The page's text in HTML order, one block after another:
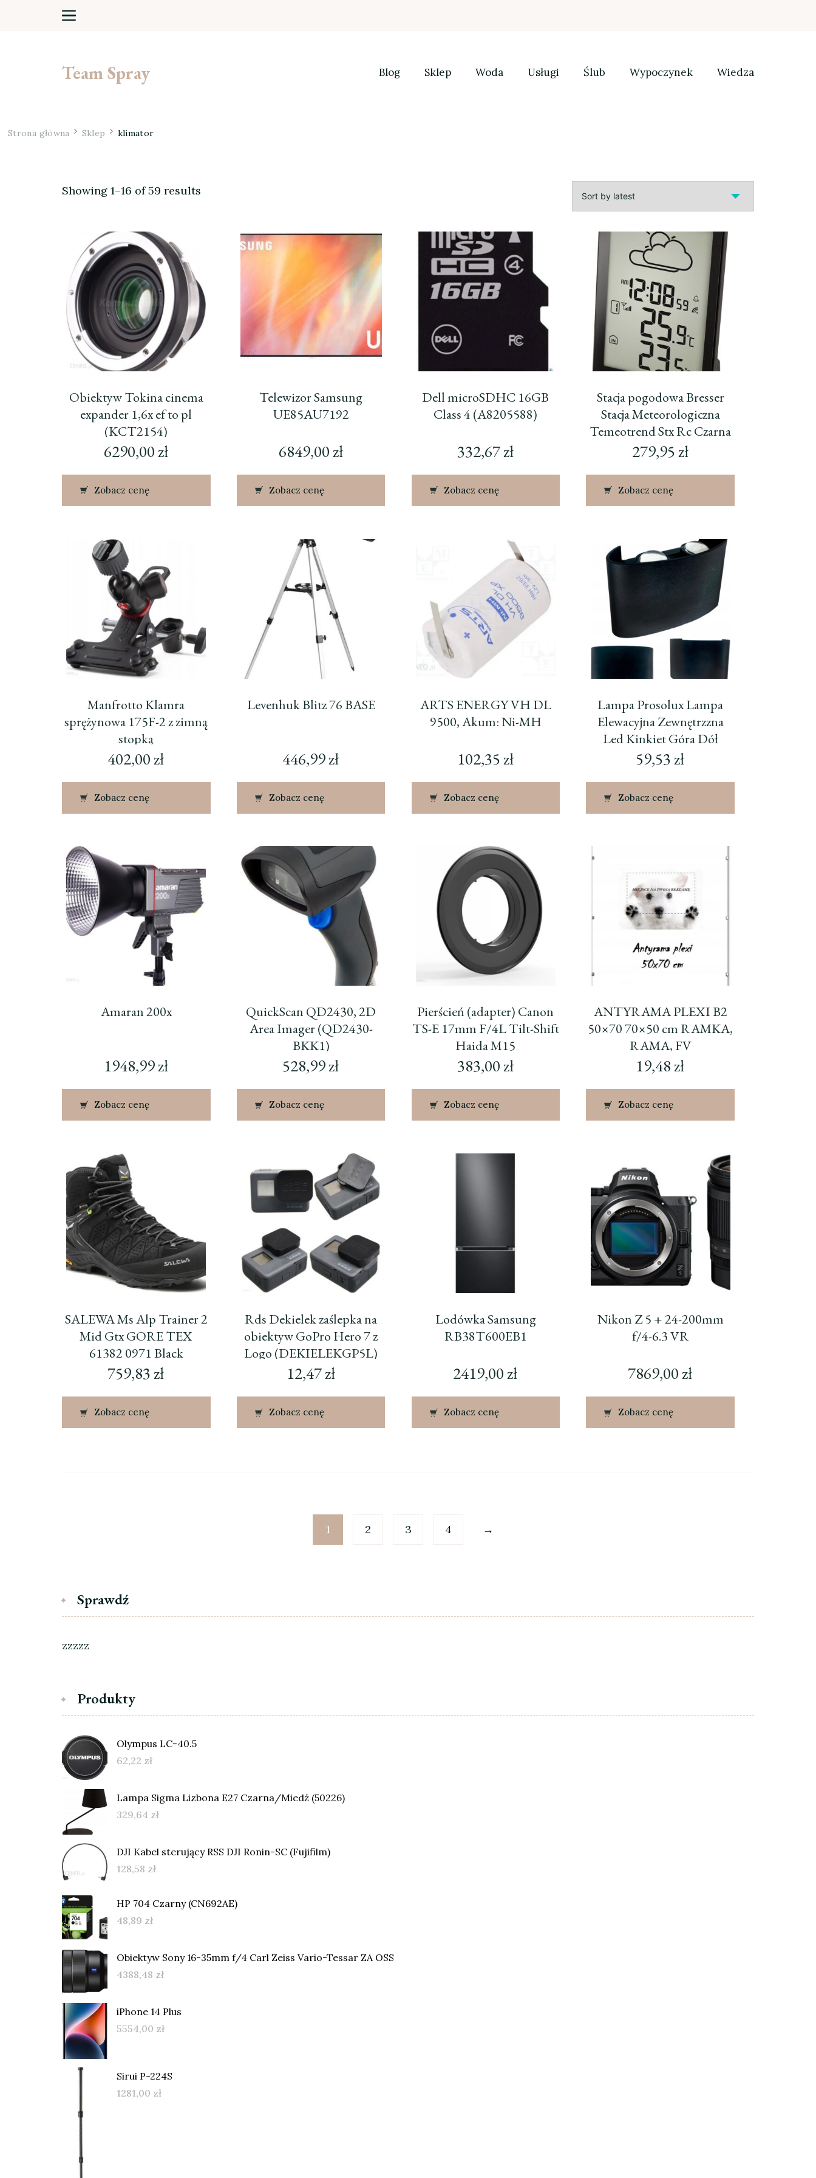
Team Spray Blog Sklep Woda Usługi Ślub Wypoczynek Wiedza
Strona główna Sklep klimator
Showing 1–16 of 59 results
Obiektyw Tokina cinema
expander 1,6x ef to pl
(KCT2154)
6290,00zł
Zobacz cenę
Telewizor Samsung
UE85AU7192
6849,00zł
Zobacz cenę
Dell microSDHC 16GB
Class 4 (A8205588)
332,67zł
Zobacz cenę
Stacja pogodowa Bresser
Stacja Meteorologiczna
Temeotrend Stx Rc Czarna
(73270)
279,95zł
Zobacz cenę
Manfrotto Klamra
sprężynowa 175F-2 z zimną
stopką
402,00zł
Zobacz cenę
Levenhuk Blitz 76 BASE
446,99zł
Zobacz cenę
ARTS ENERGY VH DL
9500, Akum: Ni-MH
102,35zł
Zobacz cenę
Lampa Prosolux Lampa
Elewacyjna Zewnętrzzna
Led Kinkiet Góra Dół
59,53zł
Zobacz cenę
Amaran 200x
1948,99zł
Zobacz cenę
QuickScan QD2430, 2D
Area Imager (QD2430-
BKK1)
528,99zł
Zobacz cenę
Pierścień (adapter) Canon
TS-E 17mm F/4L Tilt-Shift
Haida M15
383,00zł
Zobacz cenę
ANTYRAMA PLEXI B2
50×70 70×50 cm RAMKA,
RAMA, FV
19,48zł
Zobacz cenę
SALEWA Ms Alp Trainer 2
Mid Gtx GORE TEX
61382 0971 Black
759,83zł
Zobacz cenę
Rds Dekielek zaślepka na
obiektyw GoPro Hero 7 z
Logo (DEKIELEKGP5L)
12,47zł
Zobacz cenę
Lodówka Samsung
RB38T600EB1
2419,00zł
Zobacz cenę
Nikon Z 5 + 24-200mm
f/4-6.3 VR
7869,00zł
Zobacz cenę
1 2 3 4 →
Sprawdź
zzzzz
Produkty
Olympus LC-40.5
62,22 zł
Lampa Sigma Lizbona E27 Czarna/Miedź (50226)
329,64 zł
DJI Kabel sterujący RSS DJI Ronin-SC (Fujifilm)
128,58 zł
HP 704 Czarny (CN692AE)
48,89 zł
Obiektyw Sony 16-35mm f/4 Carl Zeiss Vario-Tessar ZA OSS
4388,48 zł
iPhone 14 Plus
5554,00 zł
Sirui P-224S
1281,00 zł